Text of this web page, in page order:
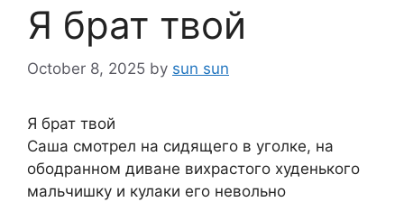
Я брат твой
October 8, 2025 by sun sun
Я брат твой
Саша смотрел на сидящего в уголке, на
ободранном диване вихрастого худенького
мальчишку и кулаки его невольно